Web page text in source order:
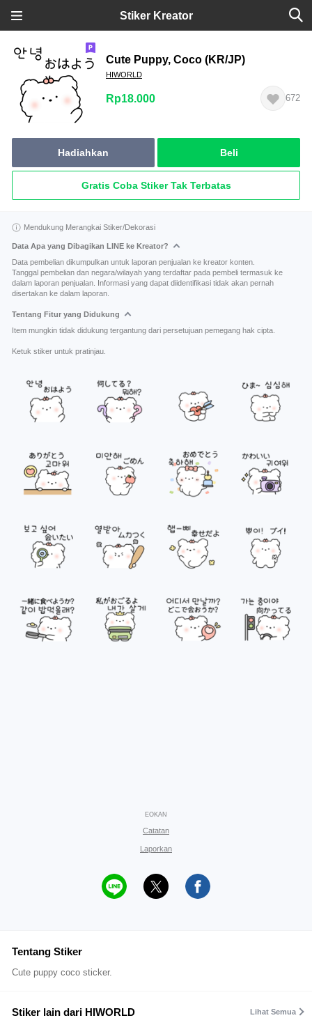
Stiker Kreator
Cute Puppy, Coco (KR/JP)
HIWORLD
Rp18.000 672
Hadiahkan Beli
Gratis Coba Stiker Tak Terbatas
Mendukung Merangkai Stiker/Dekorasi
Data Apa yang Dibagikan LINE ke Kreator?
Data pembelian dikumpulkan untuk laporan penjualan ke kreator konten.
Tanggal pembelian dan negara/wilayah yang terdaftar pada pembeli termasuk ke
dalam laporan penjualan. Informasi yang dapat diidentifikasi tidak akan pernah
disertakan ke dalam laporan.
Tentang Fitur yang Didukung
Item mungkin tidak didukung tergantung dari persetujuan pemegang hak cipta.
Ketuk stiker untuk pratinjau.
EOKAN
Catatan
Laporkan
Tentang Stiker
Cute puppy coco sticker.
Stiker lain dari HIWORLD Lihat Semua